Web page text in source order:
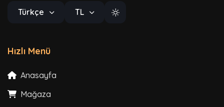
Türkçe TL
Hızlı Menü
Anasayfa
Mağaza